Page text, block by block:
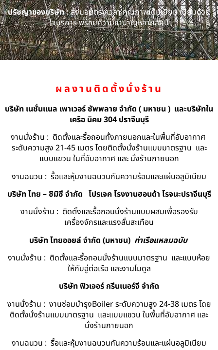
ปรัชญาของบริษัท :ส่งมอบตรงเวลา คุณภาพเต็มเยี่ยม เปี่ยมด้วย
ใจบริการ พร้อมความชำนาญหลายสิบปี
ผลงานติดตั้งนั่งร้าน
บริษัท เนชั่นแนล เพาเวอร์ ซัพพลาย จำกัด ( มหาชน ) และบริษัทใน
เครือ นิคม 304 ปราจีนบุรี
งานนั่งร้าน : ติดตั้งและรื้อถอนทั้งภายนอกและในพื้นที่อับอากาศ
ระดับความสูง 21-45 เมตร โดยติดตั้งนั่งร้านแบบมาตรฐาน และ
แบบแขวน ในที่อับอากาศ และ นั่งร้านภายนอก
งานฉนวน : รื้อและหุ้มงานฉนวนกันความร้อนและแผ่นอลูมิเนียม
บริษัท ไทย – ชิมิซึ จำกัด โปรเจค โรงงานฮอนด้า โรจนะปราจีนบุรี
งานนั่งร้าน : ติดตั้งและรื้อถอนนั่งร้านแบบผสมเพื่อรองรับ
เครื่องจักรและแรงสั่นสะเทือน
บริษัท ไทยออยล์ จํากัด (มหาชน) ท่าเรือแหลมฉบับ
งานนั่งร้าน : ติดตั้งและรื้อถอนนั่งร้านแบบมาตรฐาน และแบบห้อย
ให้กับอู่ต่อเรือ และงานโมดูล
บริษัท ฟิวเจอร์ กรีนเนอร์จี จำกัด
งานนั่งร้าน : งานซ่อมบำรุงBoiler ระดับความสูง 24-38 เมตร โดย
ติดตั้งนั่งร้านแบบมาตรฐาน และแบบแขวน ในพื้นที่อับอากาศ และ
นั่งร้านภายนอก
งานฉนวน : รื้อและหุ้มงานฉนวนกันความร้อนและแผ่นอลูมิเนียม